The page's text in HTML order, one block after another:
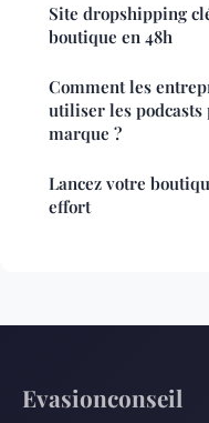
Site dropshipping
boutique en 48h
Comment les
utiliser les
marque ?
Lancez votre
effort
Evasionconseil